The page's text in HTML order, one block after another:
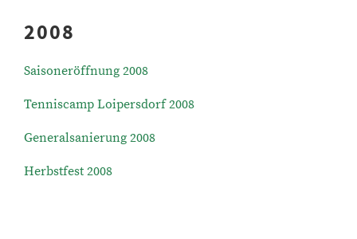
2008
Saisoneröffnung 2008
Tenniscamp Loipersdorf 2008
Generalsanierung 2008
Herbstfest 2008